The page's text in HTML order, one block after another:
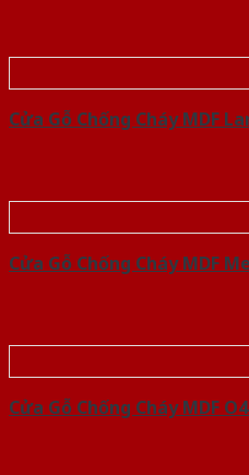
Cửa Gỗ Chống Cháy MDF
Cửa Gỗ Chống Cháy MDF
Cửa Gỗ Chống Cháy MDF